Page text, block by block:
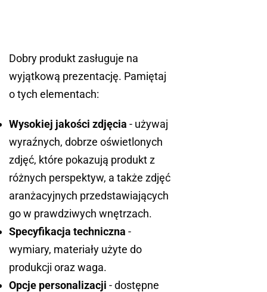
Dobry produkt zasługuje na
wyjątkową prezentację. Pamiętaj
o tych elementach:
Wysokiej jakości zdjęcia - używaj
wyraźnych, dobrze oświetlonych
zdjęć, które pokazują produkt z
różnych perspektyw, a także zdjęć
aranżacyjnych przedstawiających
go w prawdziwych wnętrzach.
Specyfikacja techniczna -
wymiary, materiały użyte do
produkcji oraz waga.
Opcje personalizacji - dostępne